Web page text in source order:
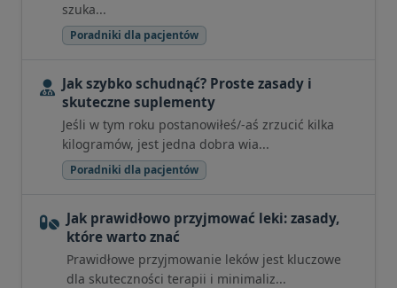
szuka...
Poradniki dla pacjentów
Jak szybko schudnąć? Proste zasady i
skuteczne suplementy
Jeśli w tym roku postanowiłeś/-aś zrzucić kilka
kilogramów, jest jedna dobra wia...
Poradniki dla pacjentów
Jak prawidłowo przyjmować leki: zasady,
które warto znać
Prawidłowe przyjmowanie leków jest kluczowe
dla skuteczności terapii i minimaliz...